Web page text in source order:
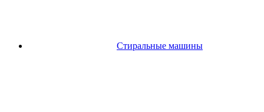
Стиральные машины